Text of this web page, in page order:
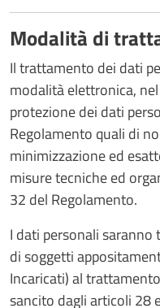
Modalità di
Il trattamento dei dati
modalità elettronica,
protezione dei dati
Regolamento quali di
minimizzazione ed
misure tecniche ed
32 del Regolamento.
I dati personali
di soggetti
Incaricati) al
sancito dagli articoli 28